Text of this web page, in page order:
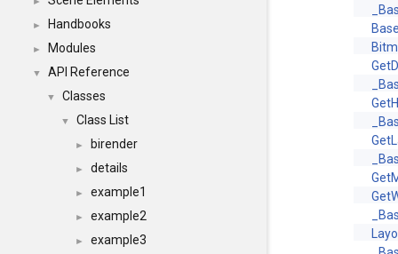
► Handbooks
► Modules
▼ API Reference
▼ Classes
▼ Class List
► birender
► details
► example1
► example2
► example3